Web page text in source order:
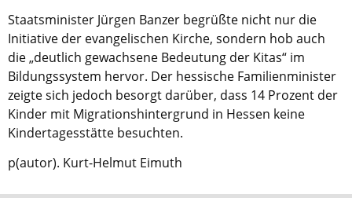
Hinweis
Diese Website wurde am 28. November 2017
archiviert. Neues Online-Angebot:Evangelische
Kirche in Frankfurt.
Staatsminister Jürgen Banzer begrüßte nicht nur die
Initiative der evangelischen Kirche, sondern hob auch
die „deutlich gewachsene Bedeutung der Kitas“ im
Bildungssystem hervor. Der hessische Familienminister
zeigte sich jedoch besorgt darüber, dass 14 Prozent der
Kinder mit Migrationshintergrund in Hessen keine
Kindertagesstätte besuchten.
p(autor). Kurt-Helmut Eimuth